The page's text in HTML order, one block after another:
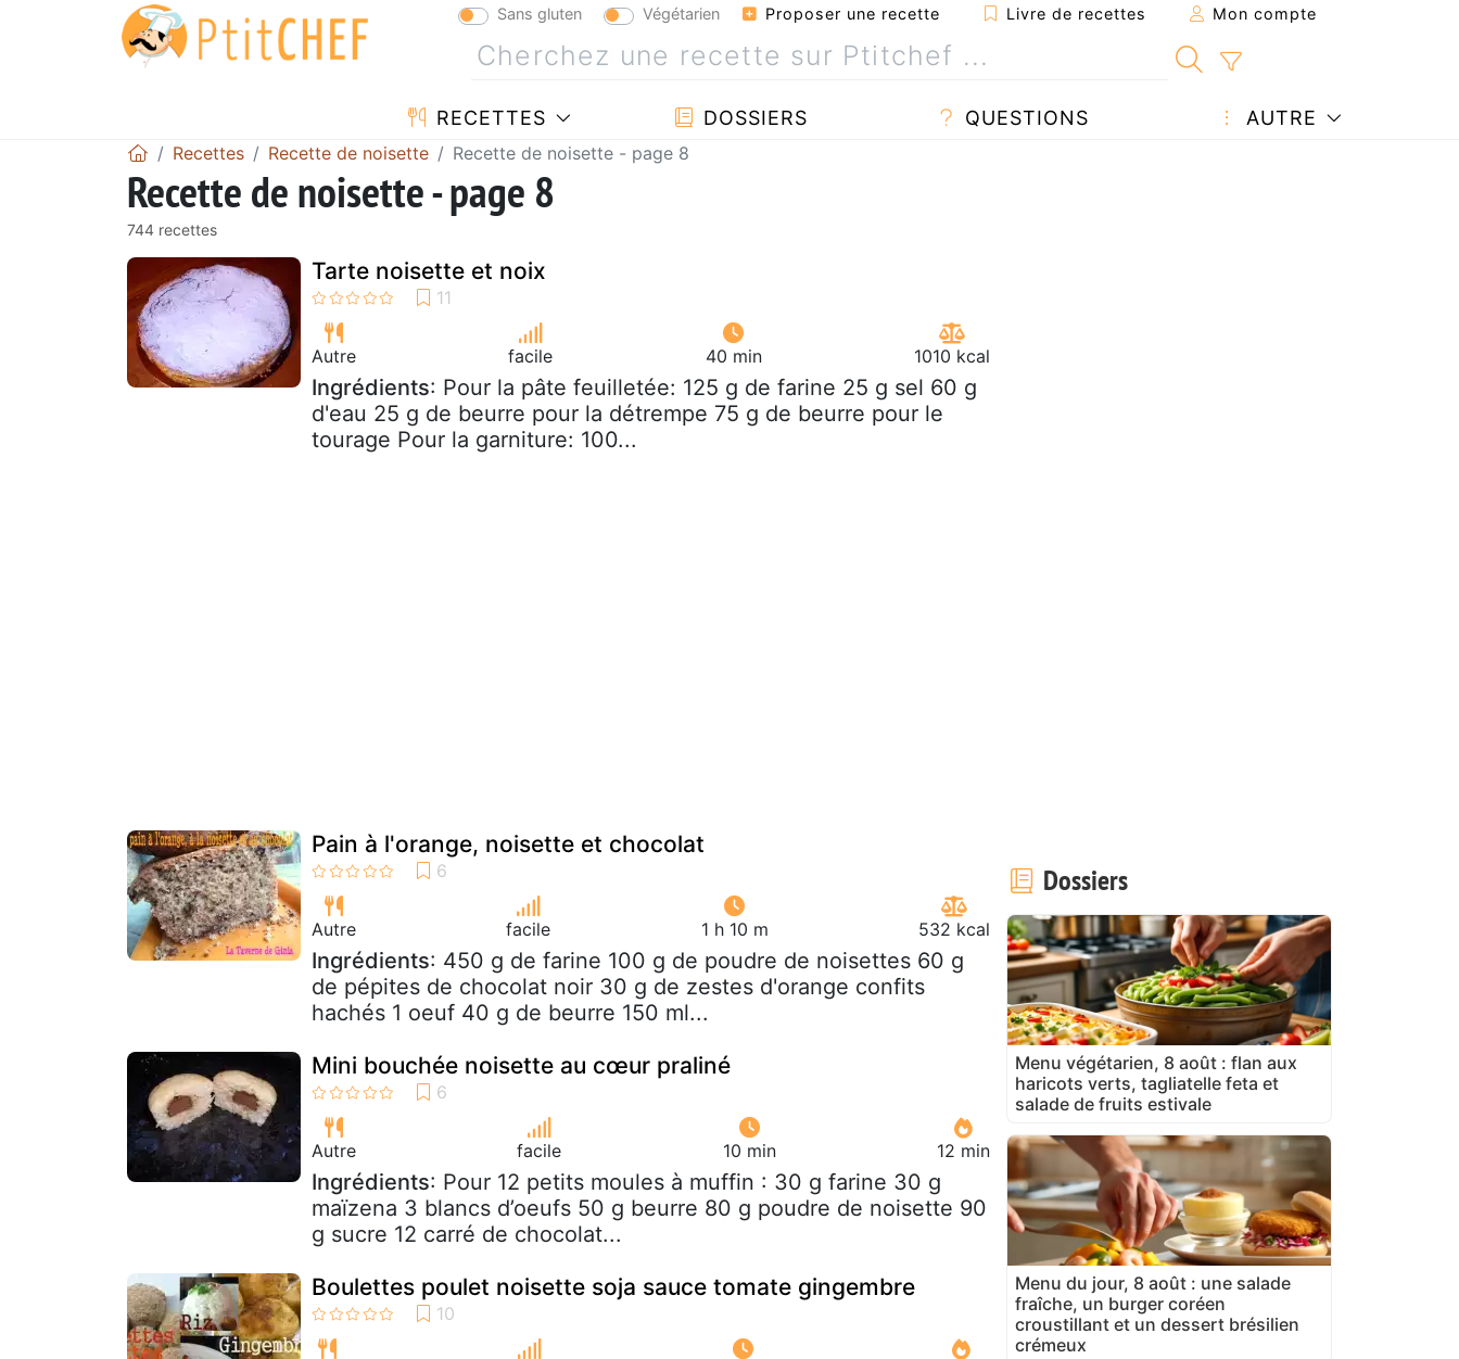
Sans gluten Végétarien Proposer une recette Livre de recettes Mon compte
RECETTES DOSSIERS QUESTIONS AUTRE
Recettes Recette de noisette Recette de noisette - page 8
Recette de noisette - page 8
744 recettes
Tarte noisette et noix
Autre facile 40 min 1010 kcal
Ingrédients: Pour la pâte feuilletée: 125 g de farine 25 g sel 60 g
d'eau 25 g de beurre pour la détrempe 75 g de beurre pour le
tourage Pour la garniture: 100...
Pain à l'orange, noisette et chocolat
Autre facile 1 h 10 m 532 kcal
Ingrédients: 450 g de farine 100 g de poudre de noisettes 60 g
de pépites de chocolat noir 30 g de zestes d'orange confits
hachés 1 oeuf 40 g de beurre 150 ml...
Mini bouchée noisette au cœur praliné
Autre facile 10 min 12 min
Ingrédients: Pour 12 petits moules à muffin : 30 g farine 30 g
maïzena 3 blancs d’oeufs 50 g beurre 80 g poudre de noisette 90
g sucre 12 carré de chocolat...
Boulettes poulet noisette soja sauce tomate gingembre
Dossiers
Menu végétarien, 8 août : flan aux
haricots verts, tagliatelle feta et
salade de fruits estivale
Menu du jour, 8 août : une salade
fraîche, un burger coréen
croustillant et un dessert brésilien
crémeux